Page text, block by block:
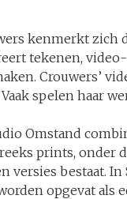
kenmerkt
tekenen,
Crouwers’
spelen haar
Omstand
prints, onder
versies bestaat.
opgevat